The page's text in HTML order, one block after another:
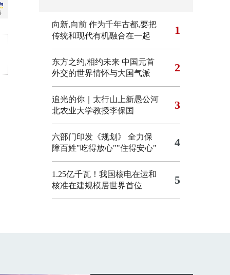
向新,向前 作为千年古都,要把
传统和现代有机融合在一起
1
东方之约,相约未来 中国元首
外交的世界情怀与大国气派
2
追光的你｜太行山上新愚公河
北农业大学教授李保国
3
六部门印发《规划》 全力保
障百姓"吃得放心""住得安心"
4
1.25亿千瓦！我国核电在运和
核准在建规模居世界首位
5